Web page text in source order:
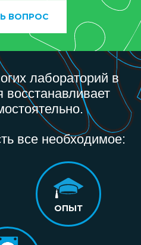
ВОПРОС
лабораторий в
восстанавливает
все необходимое:
ОПЫТ